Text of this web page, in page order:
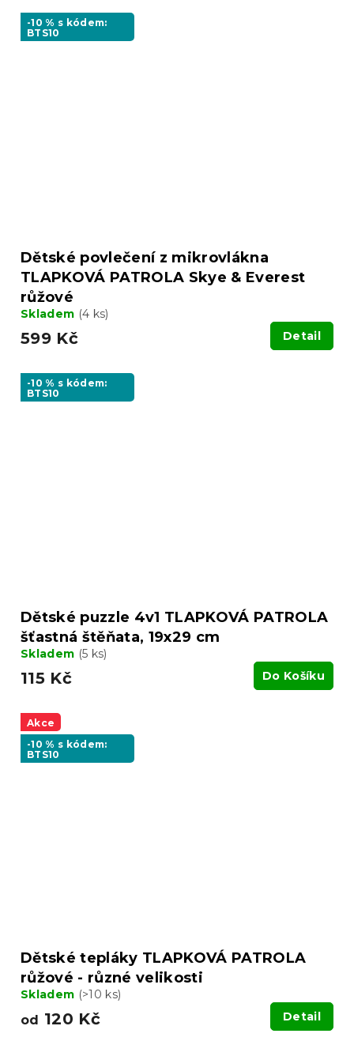
-10 % s kódem:
BTS10
Dětské povlečení z mikrovlákna
TLAPKOVÁ PATROLA Skye & Everest
růžové
Skladem (4 ks)
599 Kč Detail
-10 % s kódem:
BTS10
Dětské puzzle 4v1 TLAPKOVÁ PATROLA
šťastná štěňata, 19x29 cm
Skladem (5 ks)
115 Kč Do Košíku
Akce
-10 % s kódem:
BTS10
Dětské tepláky TLAPKOVÁ PATROLA
růžové - různé velikosti
Skladem (>10 ks)
od 120 Kč Detail